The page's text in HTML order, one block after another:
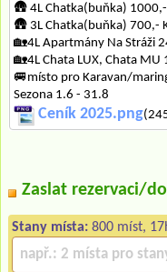
🛖 4L Chatka(buňka)
🛖 3L Chatka(buňka) 700,-
🏡4L Apartmány Na Stráži
🏡4L Chata LUX, Chata
🚐místo pro Karavan/
Sezona 1.6 - 31.8
Ceník 2025.png
Zaslat rezervaci/
Stany místa: 800 míst,